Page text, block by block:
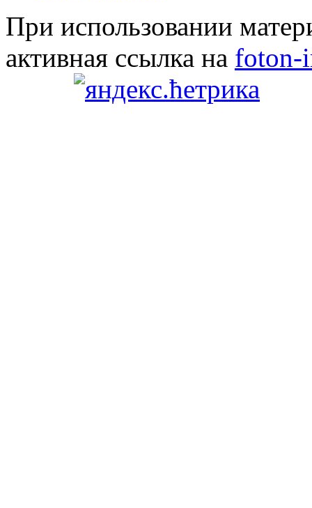
При использовании
активная ссылка на foton-